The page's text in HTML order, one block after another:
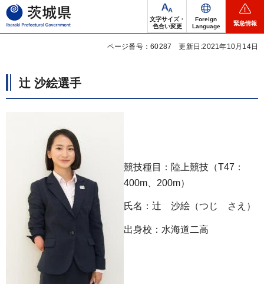
茨城県
文字サイズ・
色合い変更
Foreign
Language
緊急情報
ページ番号：60287 更新日:2021年10月14日
辻 沙絵選手
競技種目：陸上競技（T47：
400m、200m）
氏名：辻 沙絵（つじ さえ）
出身校：水海道二高